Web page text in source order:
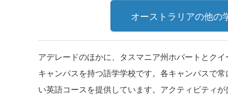
オーストラリアの他の
アデレードのほかに、タスマニア州ホバートとク
キャンパスを持つ語学学校です。各キャンパスで
い英語コースを提供しています。アクティビティ